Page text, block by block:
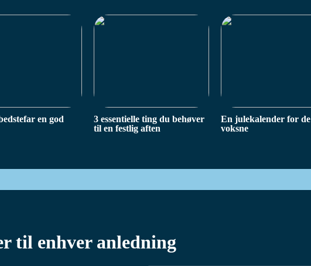
en god
3 essentielle ting du behøver
til en festlig aften
En julekalender for de
voksne
til enhver anledning